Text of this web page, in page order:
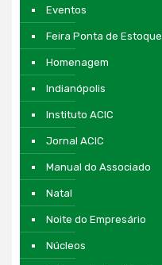
Eventos
Feira Ponta de Estoque
Homenagem
Indianópolis
Instituto ACIC
Jornal ACIC
Manual do Associado
Natal
Noite do Empresário
Núcleos